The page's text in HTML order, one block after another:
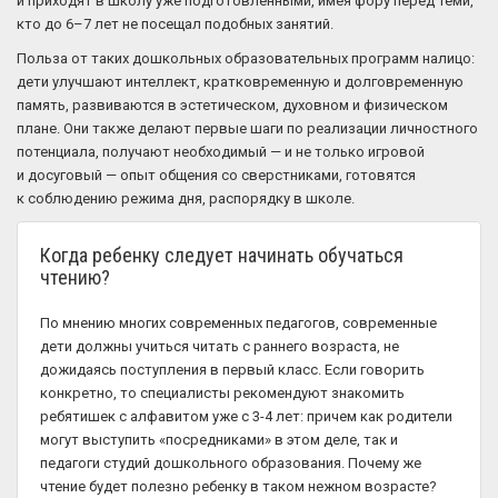
кто до 6–7 лет не посещал подобных занятий.
Польза от таких дошкольных образовательных программ налицо:
дети улучшают интеллект, кратковременную и долговременную
память, развиваются в эстетическом, духовном и физическом
плане. Они также делают первые шаги по реализации личностного
потенциала, получают необходимый — и не только игровой
и досуговый — опыт общения со сверстниками, готовятся
к соблюдению режима дня, распорядку в школе.
Когда ребенку следует начинать обучаться
чтению?
По мнению многих современных педагогов, современные
дети должны учиться читать с раннего возраста, не
дожидаясь поступления в первый класс. Если говорить
конкретно, то специалисты рекомендуют знакомить
ребятишек с алфавитом уже с 3-4 лет: причем как родители
могут выступить «посредниками» в этом деле, так и
педагоги студий дошкольного образования. Почему же
чтение будет полезно ребенку в таком нежном возрасте?